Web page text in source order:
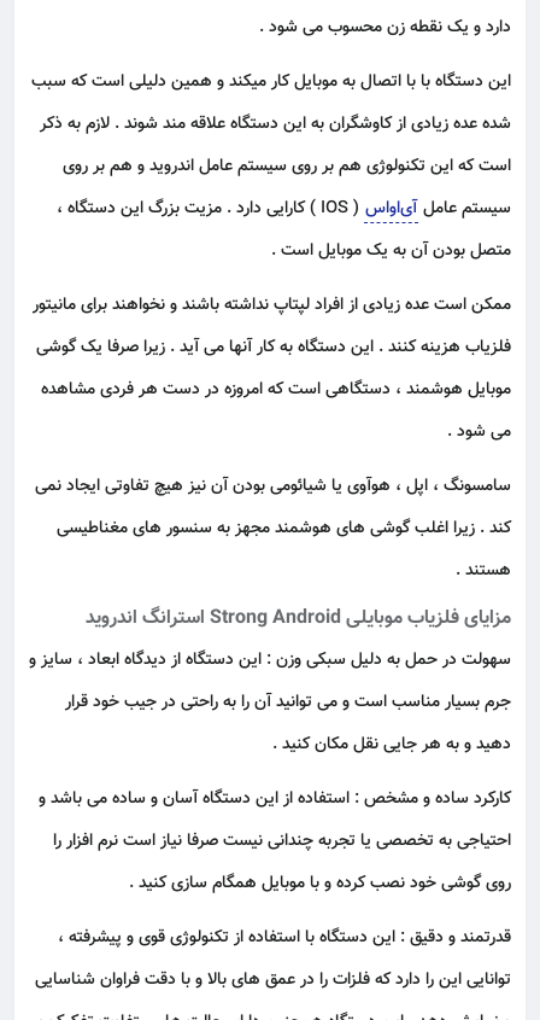
دارد و یک نقطه زن محسوب می شود .
این دستگاه با با اتصال به موبایل کار میکند و همین دلیلی است که سبب
شده عده زیادی از کاوشگران به این دستگاه علاقه مند شوند . لازم به ذکر
است که این تکنولوژی هم بر روی سیستم عامل اندروید و هم بر روی
سیستم عامل آی‌او‌اس
( IOS ) کارایی دارد . مزیت بزرگ این دستگاه ،
متصل بودن آن به یک موبایل است .
ممکن است عده زیادی از افراد لپتاپ نداشته باشند و نخواهند برای مانیتور
فلزیاب هزینه کنند . این دستگاه به کار آنها می آید . زیرا صرفا یک گوشی
موبایل هوشمند ، دستگاهی است که امروزه در دست هر فردی مشاهده
می شود .
سامسونگ ، اپل ، هوآوی یا شیائومی بودن آن نیز هیچ تفاوتی ایجاد نمی
کند . زیرا اغلب گوشی های هوشمند مجهز به سنسور های مغناطیسی
هستند .
مزایای فلزیاب موبایلی Strong Android استرانگ اندروید
سهولت در حمل به دلیل سبکی وزن : این دستگاه از دیدگاه ابعاد ، سایز و
جرم بسیار مناسب است و می توانید آن را به راحتی در جیب خود قرار
دهید و به هر جایی نقل مکان کنید .
کارکرد ساده و مشخص : استفاده از این دستگاه آسان و ساده می باشد و
احتیاجی به تخصصی یا تجربه چندانی نیست صرفا نیاز است نرم افزار را
روی گوشی خود نصب کرده و با موبایل همگام سازی کنید .
قدرتمند و دقیق : این دستگاه با استفاده از تکنولوژی قوی و پیشرفته ،
توانایی این را دارد که فلزات را در عمق های بالا و با دقت فراوان شناسایی